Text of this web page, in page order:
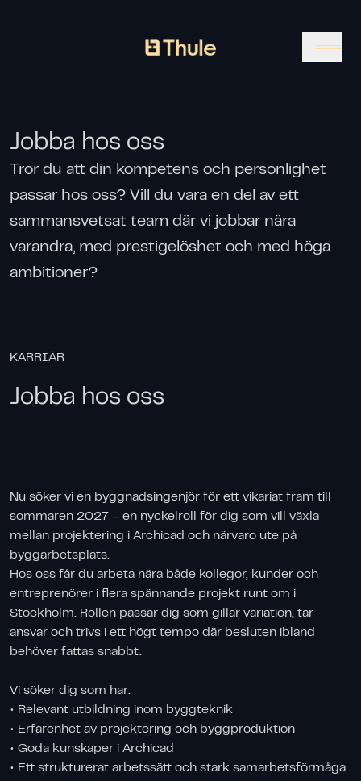
Gå till startsidan
Jobba hos oss
Tror du att din kompetens och personlighet
passar hos oss? Vill du vara en del av ett
sammansvetsat team där vi jobbar nära
varandra, med prestigelöshet och med höga
ambitioner?
KARRIÄR
Jobba hos oss
Nu söker vi en byggnadsingenjör för ett vikariat fram till
sommaren 2027 – en nyckelroll för dig som vill växla
mellan projektering i Archicad och närvaro ute på
byggarbetsplats.
Hos oss får du arbeta nära både kollegor, kunder och
entreprenörer i flera spännande projekt runt om i
Stockholm. Rollen passar dig som gillar variation, tar
ansvar och trivs i ett högt tempo där besluten ibland
behöver fattas snabbt.
Vi söker dig som har:
• Relevant utbildning inom byggteknik
• Erfarenhet av projektering och byggproduktion
• Goda kunskaper i Archicad
• Ett strukturerat arbetssätt och stark samarbetsförmåga